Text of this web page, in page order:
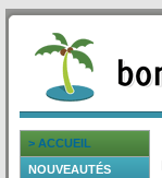
> ACCUEIL
NOUVEAUTÉS